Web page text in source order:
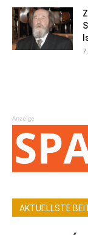
Anzeige
AKTUELLSTE